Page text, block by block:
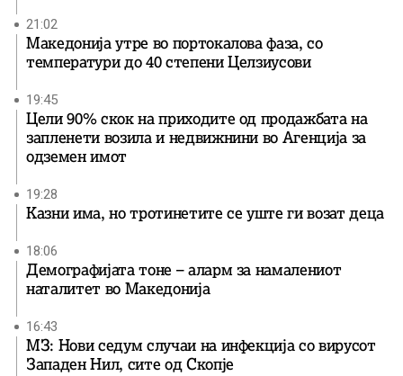
21:02
Македонија утре во портокалова фаза, со
температури до 40 степени Целзиусови
19:45
Цели 90% скок на приходите од продажбата на
запленети возила и недвижнини во Агенција за
одземен имот
19:28
Казни има, но тротинетите се уште ги возат деца
18:06
Демографијата тоне – аларм за намалениот
наталитет во Македонија
16:43
МЗ: Нови седум случаи на инфекција со вирусот
Западен Нил, сите од Скопје